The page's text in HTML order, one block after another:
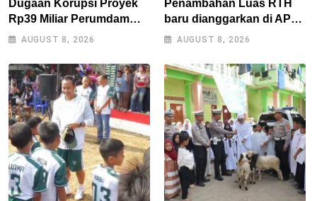
Dugaan Korupsi Proyek
Rp39 Miliar Perumdam
Tirta Darma Ayu Disorot,
Jabar Supervisi
AUGUST 8, 2026
Penambahan Luas RTH
baru dianggarkan di APBD
2027, Walikota tidak
AUGUST 8, 2026